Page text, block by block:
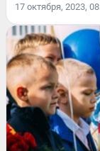
17 октября, 2023,